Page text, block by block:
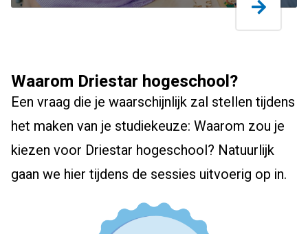
Waarom Driestar hogeschool?
Een vraag die je waarschijnlijk zal stellen tijdens
het maken van je studiekeuze: Waarom zou je
kiezen voor Driestar hogeschool? Natuurlijk
gaan we hier tijdens de sessies uitvoerig op in.